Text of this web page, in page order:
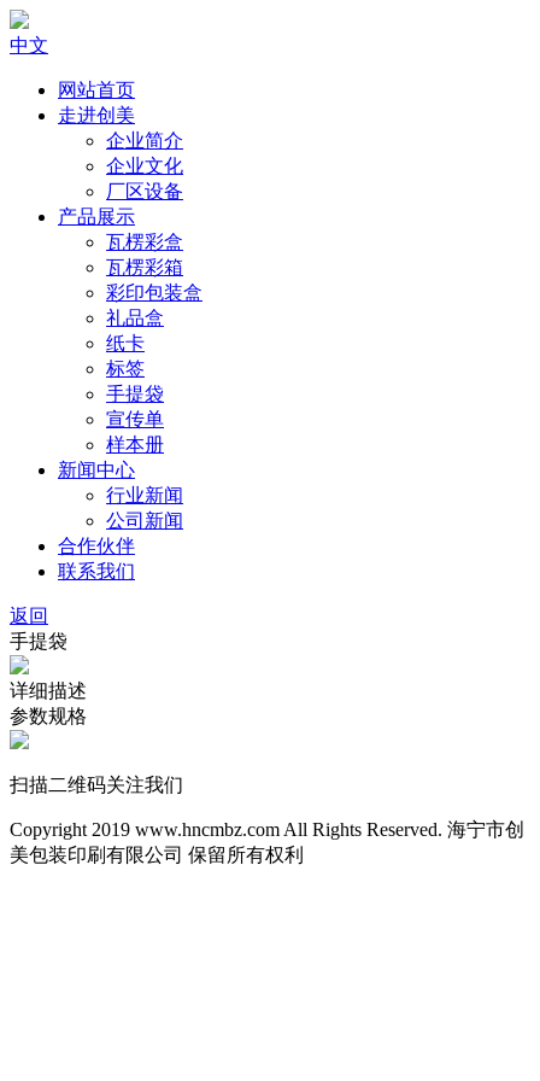
中文
网站首页
走进创美
企业简介
企业文化
厂区设备
产品展示
瓦楞彩盒
瓦楞彩箱
彩印包装盒
礼品盒
纸卡
标签
手提袋
宣传单
样本册
新闻中心
行业新闻
公司新闻
合作伙伴
联系我们
返回
手提袋
详细描述
参数规格
扫描二维码关注我们
Copyright 2019 www.hncmbz.com All Rights Reserved. 海宁市创
美包装印刷有限公司 保留所有权利